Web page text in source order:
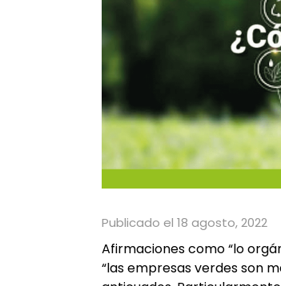
Publicado el 18 agosto, 2022
Afirmaciones como “lo
“las empresas verdes son